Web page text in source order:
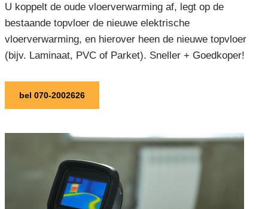
U koppelt de oude vloerverwarming af, legt op de
bestaande topvloer de nieuwe elektrische
vloerverwarming, en hierover heen de nieuwe topvloer
(bijv. Laminaat, PVC of Parket). Sneller + Goedkoper!
bel 070-2002626